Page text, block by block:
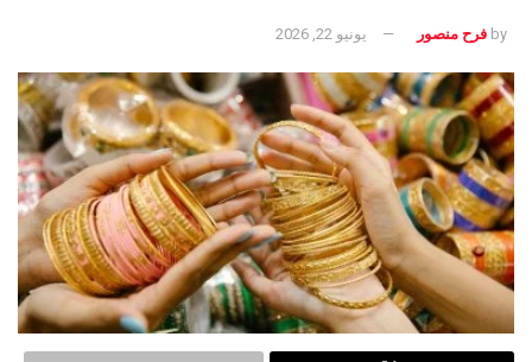
by فرح منصور يونيو 22, 2026